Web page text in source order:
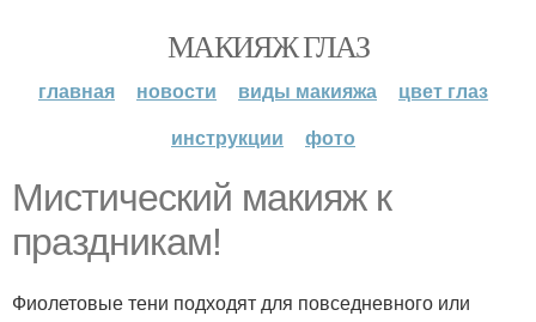
МАКИЯЖ ГЛАЗ
главная новости виды макияжа
цвет глаз
инструкции
фото
Мистический макияж к
праздникам!
Фиолетовые тени подходят для повседневного или